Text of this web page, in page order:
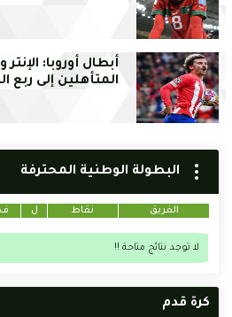
أبطال أوروبا:
المتأهلين إلى ربع
البطولة الوطنية المحترفة
الفريق نقاط ل ف
لا توجد نتائج متاحة !!
كرة قدم